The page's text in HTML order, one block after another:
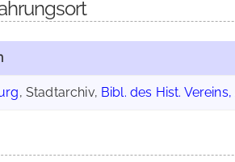
, Stadtarchiv, Bibl. des Hist.